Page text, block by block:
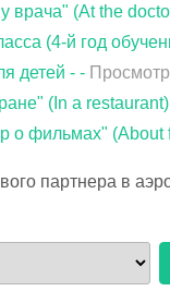
врача" (At the
(4-й год
детей - -
(In a
о фильмах" (About
партнера в